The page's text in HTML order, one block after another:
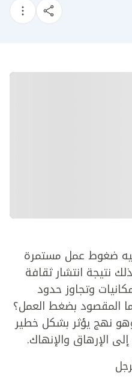
ضغوط عمل مستمرة
نتيجة انتشار ثقافة
وتجاوز حدود
المقصود بضغط العمل؟
نهج يؤثر بشكل خطير
الإرهاق والإنهاك.